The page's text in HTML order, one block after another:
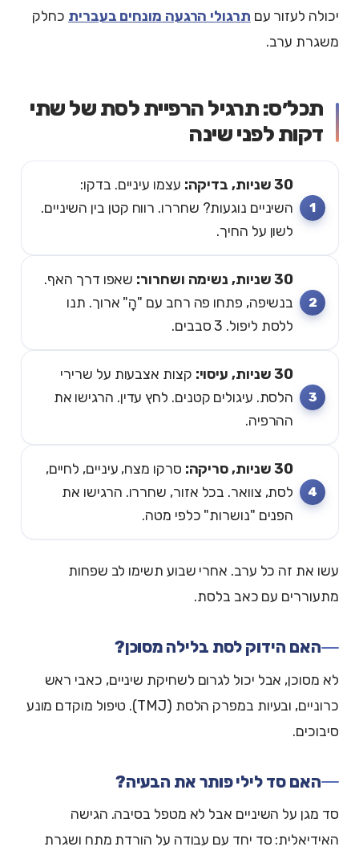
יכולה לעזור עם תרגולי הרגעה מונחים בעברית כחלק
משגרת ערב.
תכל׳ס: תרגיל הרפיית לסת של שתי
דקות לפני שינה
30 שניות, בדיקה:
עצמו עיניים. בדקו:
השיניים נוגעות? שחררו. רווח קטן בין השיניים.
לשון על החיך.
30 שניות, נשימה ושחרור:
שאפו דרך האף.
בנשיפה, פתחו פה רחב עם "הָ" ארוך. תנו
ללסת ליפול. 3 סבבים.
30 שניות, עיסוי:
קצות אצבעות על שרירי
הלסת. עיגולים קטנים. לחץ עדין. הרגישו את
ההרפיה.
30 שניות, סריקה:
סרקו מצח, עיניים, לחיים,
לסת, צוואר. בכל אזור, שחררו. הרגישו את
הפנים "נושרות" כלפי מטה.
עשו את זה כל ערב. אחרי שבוע תשימו לב שפחות
מתעוררים עם כאב בלסת.
האם הידוק לסת בלילה מסוכן?
לא מסוכן, אבל יכול לגרום לשחיקת שיניים, כאבי ראש
כרוניים, ובעיות במפרק הלסת (TMJ). טיפול מוקדם מונע
סיבוכים.
האם סד לילי פותר את הבעיה?
סד מגן על השיניים אבל לא מטפל בסיבה. הגישה
האידיאלית: סד יחד עם עבודה על הורדת מתח ושגרת